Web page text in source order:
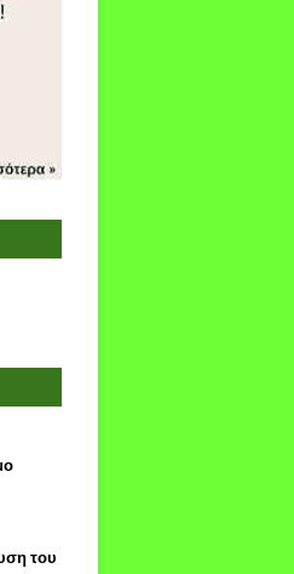
του